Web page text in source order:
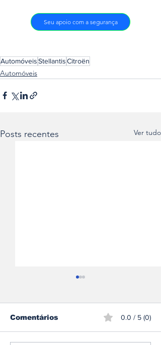
Seu apoio com a segurança
AutomóveisStellantisCitroën
Automóveis
Posts recentes Ver tudo
Comentários 0.0 / 5 (0)